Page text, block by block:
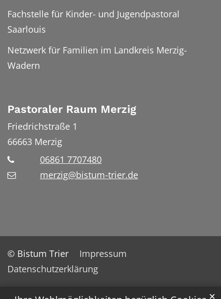
✕
Fachstelle für Kinder- und Jugendpastoral
Saarlouis
Netzwerk für Familien im Landkreis Merzig-
Wadern
Pastoraler Raum Merzig
Friedrichstraße 1
66663 Merzig
06861 7707480
merzig@bistum-trier.de
© Bistum Trier
Impressum
Datenschutzerklärung